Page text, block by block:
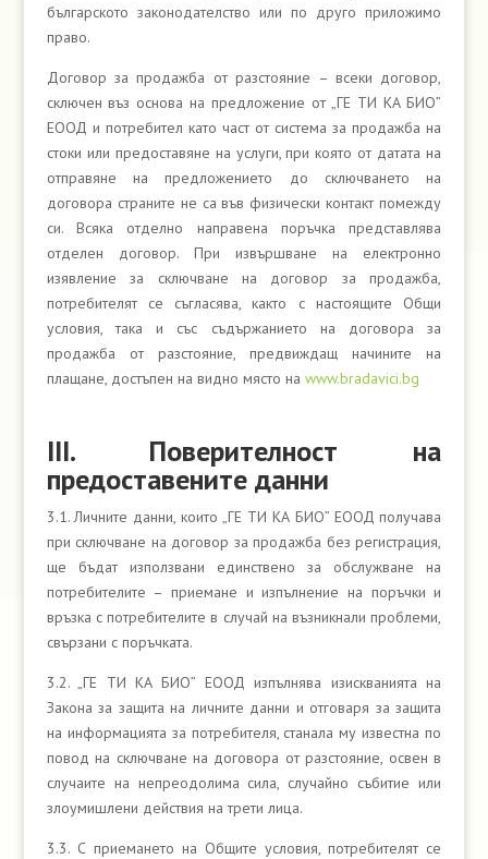
българското законодателство или по друго приложимо
право.
Договор за продажба от разстояние – всеки договор,
сключен въз основа на предложение от „ГЕ ТИ КА БИО”
ЕООД и потребител като част от система за продажба на
стоки или предоставяне на услуги, при която от датата на
отправяне на предложението до сключването на
договора страните не са във физически контакт помежду
си. Всяка отделно направена поръчка представлява
отделен договор. При извършване на електронно
изявление за сключване на договор за продажба,
потребителят се съгласява, както с настоящите Общи
условия, така и със съдържанието на договора за
продажба от разстояние, предвиждащ начините на
плащане, достъпен на видно място на www.bradavici.bg
ІІІ. Поверителност на
предоставените данни
3.1. Личните данни, които „ГЕ ТИ КА БИО” ЕООД получава
при сключване на договор за продажба без регистрация,
ще бъдат използвани единствено за обслужване на
потребителите – приемане и изпълнение на поръчки и
връзка с потребителите в случай на възникнали проблеми,
свързани с поръчката.
3.2. „ГЕ ТИ КА БИО” ЕООД изпълнява изискванията на
Закона за защита на личните данни и отговаря за защита
на информацията за потребителя, станала му известна по
повод на сключване на договора от разстояние, освен в
случаите на непреодолима сила, случайно събитие или
злоумишлени действия на трети лица.
3.3. С приемането на Общите условия, потребителят се